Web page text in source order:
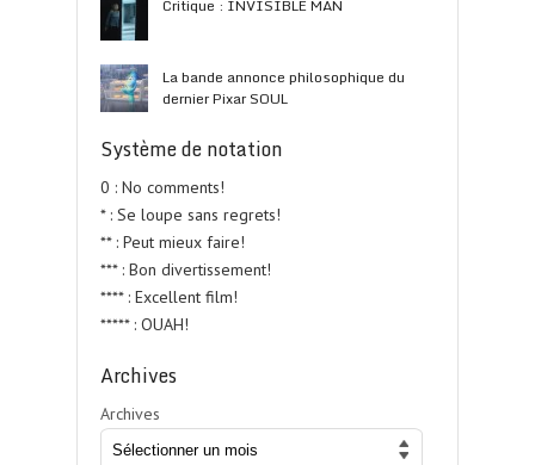
Critique : INVISIBLE MAN
La bande annonce philosophique du
dernier Pixar SOUL
Système de notation
0 : No comments!
* : Se loupe sans regrets!
** : Peut mieux faire!
*** : Bon divertissement!
**** : Excellent film!
***** : OUAH!
Archives
Archives